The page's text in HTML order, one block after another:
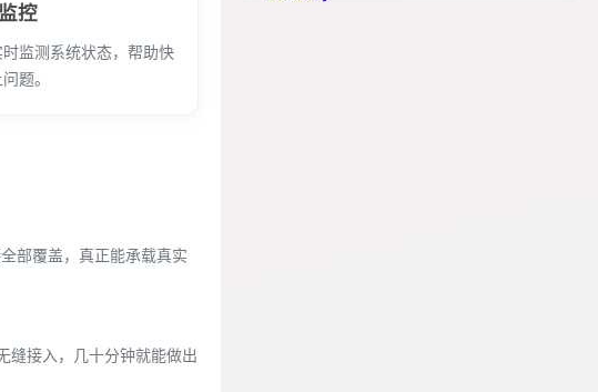
控
监测系统状态，帮助快
题。
部覆盖，真正能承载真实
缝接入，几十分钟就能做出